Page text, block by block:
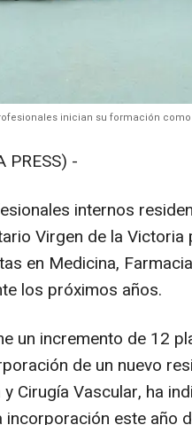
inician su formación
PRESS) -
internos
Virgen de la
en Medicina,
los próximos años.
un incremento de 12
de un nuevo
Cirugía Vascular, ha
incorporación este año